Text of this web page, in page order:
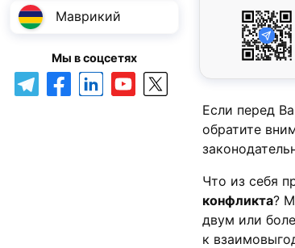
Маврикий
Мы в соцсетях
Если перед
обратите
Что из себя
конфликта?
двум или
к